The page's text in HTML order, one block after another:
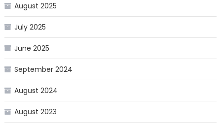
August 2025
July 2025
June 2025
September 2024
August 2024
August 2023